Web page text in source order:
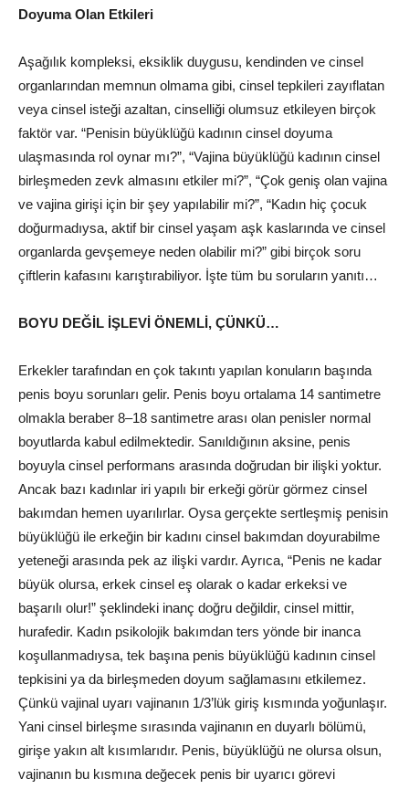
Doyuma Olan Etkileri
Aşağılık kompleksi, eksiklik duygusu, kendinden ve cinsel
organlarından memnun olmama gibi, cinsel tepkileri zayıflatan
veya cinsel isteği azaltan, cinselliği olumsuz etkileyen birçok
faktör var. “Penisin büyüklüğü kadının cinsel doyuma
ulaşmasında rol oynar mı?”, “Vajina büyüklüğü kadının cinsel
birleşmeden zevk almasını etkiler mi?”, “Çok geniş olan vajina
ve vajina girişi için bir şey yapılabilir mi?”, “Kadın hiç çocuk
doğurmadıysa, aktif bir cinsel yaşam aşk kaslarında ve cinsel
organlarda gevşemeye neden olabilir mi?” gibi birçok soru
çiftlerin kafasını karıştırabiliyor. İşte tüm bu soruların yanıtı…
BOYU DEĞİL İŞLEVİ ÖNEMLİ, ÇÜNKÜ…
Erkekler tarafından en çok takıntı yapılan konuların başında
penis boyu sorunları gelir. Penis boyu ortalama 14 santimetre
olmakla beraber 8–18 santimetre arası olan penisler normal
boyutlarda kabul edilmektedir. Sanıldığının aksine, penis
boyuyla cinsel performans arasında doğrudan bir ilişki yoktur.
Ancak bazı kadınlar iri yapılı bir erkeği görür görmez cinsel
bakımdan hemen uyarılırlar. Oysa gerçekte sertleşmiş penisin
büyüklüğü ile erkeğin bir kadını cinsel bakımdan doyurabilme
yeteneği arasında pek az ilişki vardır. Ayrıca, “Penis ne kadar
büyük olursa, erkek cinsel eş olarak o kadar erkeksi ve
başarılı olur!” şeklindeki inanç doğru değildir, cinsel mittir,
hurafedir. Kadın psikolojik bakımdan ters yönde bir inanca
koşullanmadıysa, tek başına penis büyüklüğü kadının cinsel
tepkisini ya da birleşmeden doyum sağlamasını etkilemez.
Çünkü vajinal uyarı vajinanın 1/3’lük giriş kısmında yoğunlaşır.
Yani cinsel birleşme sırasında vajinanın en duyarlı bölümü,
girişe yakın alt kısımlarıdır. Penis, büyüklüğü ne olursa olsun,
vajinanın bu kısmına değecek penis bir uyarıcı görevi